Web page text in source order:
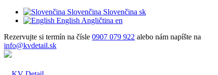
Slovenčina Slovenčina sk
English Angličtina en
Rezervujte si termín na čísle 0907 079 922 alebo nám napíšte na
info@kvdetail.sk